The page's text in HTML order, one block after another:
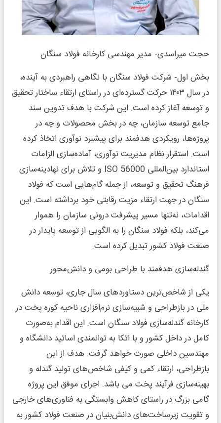
حجت میراسدی- مدیر مهندسی کارخانه فولاد سنگان
بخش اول- شرکت فولاد سنگان با نگاهی راهبردی به آینده،
در سال ۱۴۰۳ حرکت گسترده‌ای در راستای ارتقاء ساختار تحقیق
و توسعه آغاز کرده است. این شرکت با هدف تدوین سند
جامع توسعه سازمان، چه در بخش محصولات و چه در
پروژه‌ها، رویکردی هدفمند برای پیشبرد نوآوری اتخاذ کرده
است. استقرار نظام مدیریت نوآوری، آماده‌سازی الزامات
استاندارد بین‌المللی ISO 56000 و تلاش برای نهادینه‌سازی
فرهنگ تحقیق و توسعه، از جمله گام‌هایی است که فولاد
سنگان در جهت ارتقاء مزیت رقابتی خود برداشته است. این
اقدامات، نه‌تنها مسیر پیشرفت درونی سازمان را هموار
می‌کند، بلکه فولاد سنگان را به الگویی از توسعه پایدار در
صنعت فولاد کشور تبدیل کرده است.
گندله‌سازی هدفمند با طراحی بومی و دانش‌محور
یکی از شاخص‌ترین دستاوردهای سال جاری، توسعه دانش
ملی در بازطراحی و شبیه‌سازی نرم‌افزاری ناحیه کوره پخت در
کارخانه گندله‌سازی فولاد سنگان است. این اقدام به‌صورت
کامل در داخل کشور و با اتکا به توانمندی اساتید دانشگاه و
مهندسین داخلی صورت خواهد گرفت. هدف از این
بازطراحی، ارتقاء کمی و کیفی شاخص‌های تولید گندله و
بهینه‌سازی فرآیند پخت می باشد. اجرای موفق این پروژه
گامی بزرگ در راستای کاهش وابستگی به فناوری‌های خارجی
و تقویت زیرساخت‌های دانش‌بنیان در صنعت فولاد کشور به